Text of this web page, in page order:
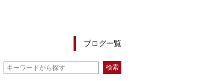
ブログ一覧